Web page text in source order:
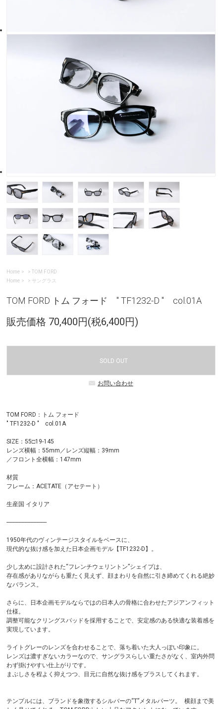
Home >TOM FORD
Home
> サングラス
TOM FORD トム フォード " TF1232-D " col.01A
販売価格 70,400円(税6,400円)
SOLD OUT
お問い合わせ
TOM FORD：トム フォード
" TF1232-D " col.01A
SIZE：55□19-145
レンズ横幅：55mm／レンズ縦幅：39mm
／フロント全横幅：147mm
材質
フレーム：ACETATE（アセテート）
生産国 イタリア
---------------------------
1950年代のヴィンテージスタイルをベースに、
現代的な抜け感を加えた日本企画モデル【TF1232-D】。
少し太めに設計された“フレンチウェリントン”シェイプは、
存在感がありながらも重たく見えず、顔まわりを自然に引き締めてくれる絶妙
なバランス。
さらに、日本企画モデルならではの日本人の骨格に合わせたアジアンフィット
仕様。
調整可能なクリングスパッドを採用することで、安定感のある快適な装着感を
実現しています。
ライトグレーのレンズを合わせることで、落ち着いた大人っぽい印象に。
レンズは濃すぎないカラーなので、サングラスらしい重たさがなく、室内外問
わず掛けやすい仕上がりです。
まぶしさを程よく抑えつつ、目元に自然な抜け感をプラスしてくれます。
テンプルには、ブランドを象徴するシルバーの“T”メタルパーツ。 横顔まで美